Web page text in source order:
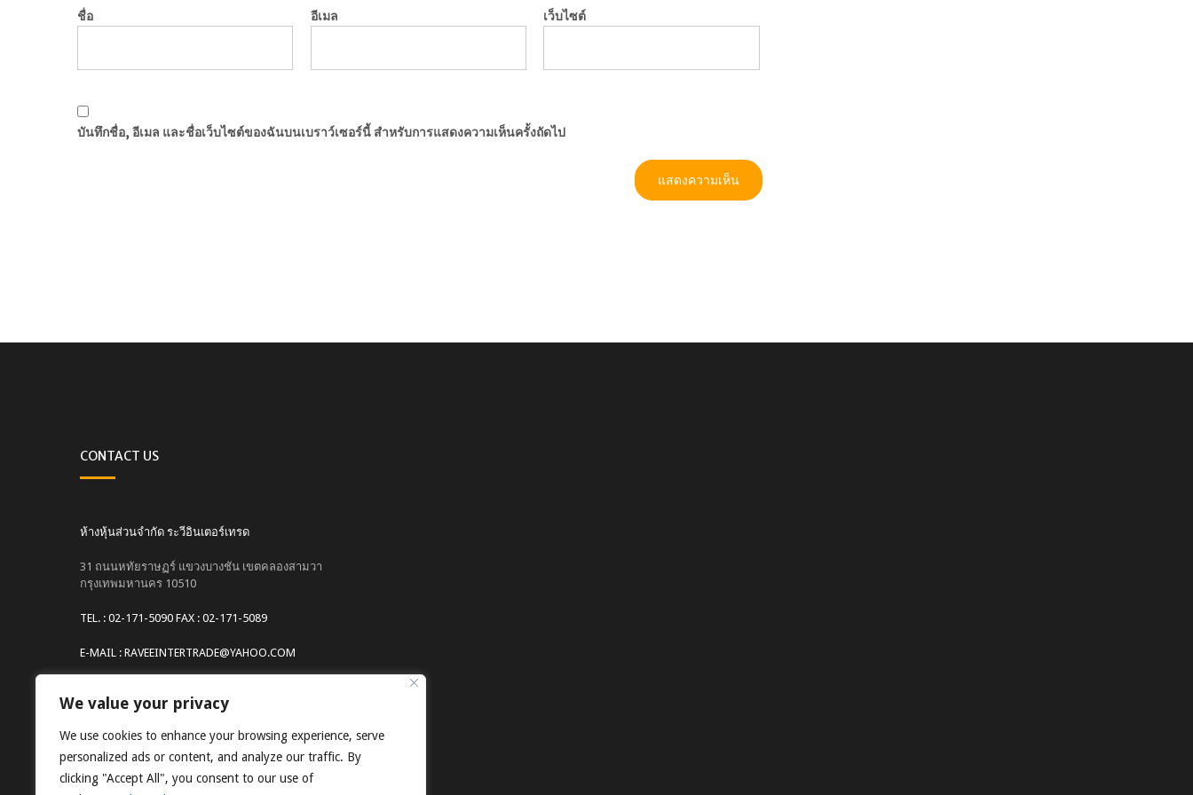
We value your privacy
We use cookies to enhance your browsing experience, serve
personalized ads or content, and analyze our traffic. By
clicking "Accept All", you consent to our use of
ชื่อ อีเมล เว็บไซต์
บันทึกชื่อ, อีเมล และชื่อเว็บไซต์ของฉันบนเบราว์เซอร์นี้ สำหรับการแสดงความเห็นครั้งถัดไป
CONTACT US
ห้างหุ้นส่วนจำกัด ระวีอินเตอร์เทรด
31 ถนนหทัยราษฏร์ แขวงบางชัน เขตคลองสามวา
กรุงเทพมหานคร 10510
TEL. : 02-171-5090 FAX : 02-171-5089
E-MAIL : RAVEEINTERTRADE@YAHOO.COM